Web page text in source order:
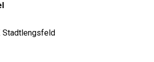
Stadtlengsfeld